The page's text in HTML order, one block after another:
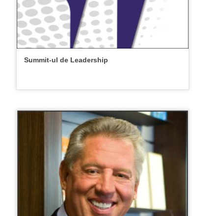
Summit-ul de Leadership